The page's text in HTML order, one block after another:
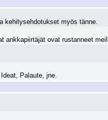
kehitysehdotukset myös tänne.
ankkapiirtäjät ovat rustanneet
Palaute, jne.